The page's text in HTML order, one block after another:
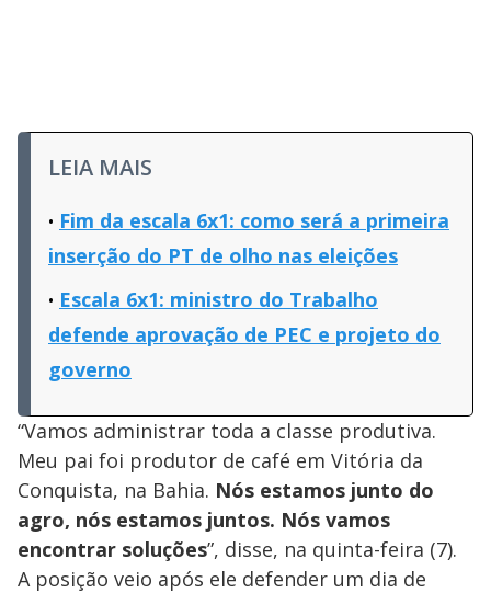
LEIA MAIS
Fim da escala 6x1: como será a primeira
inserção do PT de olho nas eleições
Escala 6x1: ministro do Trabalho
defende aprovação de PEC e projeto do
governo
“Vamos administrar toda a classe produtiva.
Meu pai foi produtor de café em Vitória da
Conquista, na Bahia. Nós estamos junto do
agro, nós estamos juntos. Nós vamos
encontrar soluções”, disse, na quinta-feira (7).
A posição veio após ele defender um dia de